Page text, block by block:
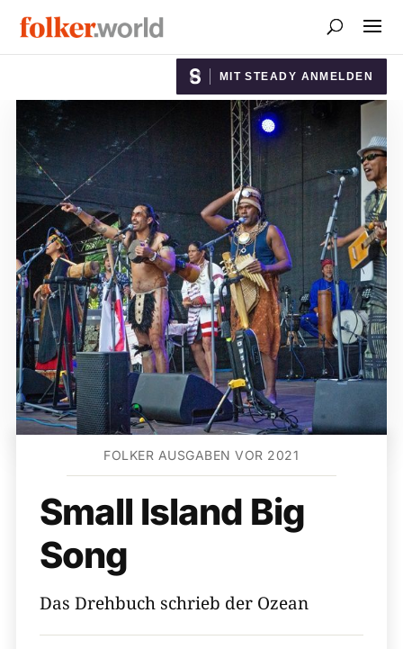
MIT STEADY ANMELDEN
FOLKER AUSGABEN VOR 2021
Small Island Big
Song
Das Drehbuch schrieb der Ozean